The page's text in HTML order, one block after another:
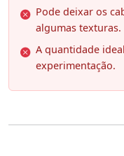
Pode deixar os
algumas texturas.
A quantidade
experimentação.